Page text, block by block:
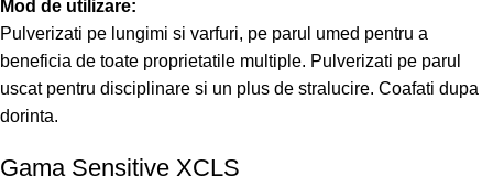
Mod de utilizare:
Pulverizati pe lungimi si varfuri, pe parul umed pentru a
beneficia de toate proprietatile multiple. Pulverizati pe parul
uscat pentru disciplinare si un plus de stralucire. Coafati dupa
dorinta.
Gama Sensitive XCLS